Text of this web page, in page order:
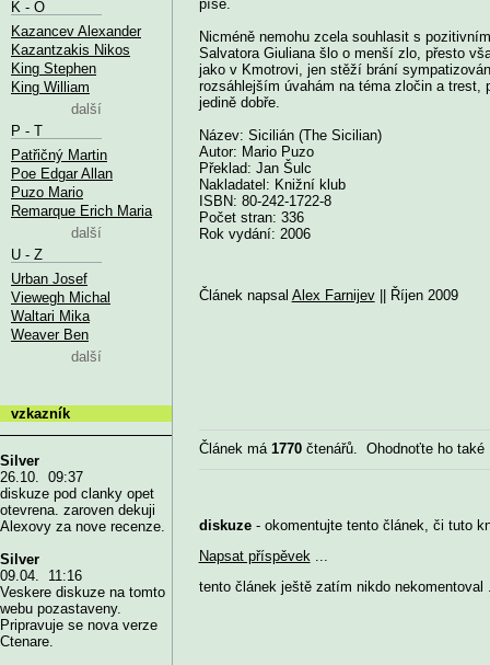
píše.
Nicméně nemohu zcela souhlasit s
Salvatora Giuliana šlo o menší zlo, přesto
jako v Kmotrovi, jen stěží brání
rozsáhlejším úvahám na téma zločin a trest,
jedině dobře.
Název: Sicilián (The Sicilian)
Autor: Mario Puzo
Překlad: Jan Šulc
Nakladatel: Knižní klub
ISBN: 80-242-1722-8
Počet stran: 336
Rok vydání: 2006
Článek napsal Alex Farnijev|| Říjen 2009
Článek má 1770čtenářů. Ohodnoťte ho
diskuze- okomentujte tento článek, či tuto
Napsat příspěvek...
tento článek ještě zatím nikdo nekomentoval
K - O
Kazancev Alexander
Kazantzakis Nikos
King Stephen
King William
další
P - T
Patřičný Martin
Poe Edgar Allan
Puzo Mario
Remarque Erich Maria
další
U - Z
Urban Josef
Viewegh Michal
Waltari Mika
Weaver Ben
další
vzkazník
Silver
26.10. 09:37
diskuze pod clanky opet
otevrena. zaroven dekuji
Alexovy za nove recenze.
Silver
09.04. 11:16
Veskere diskuze na tomto
webu pozastaveny.
Pripravuje se nova verze
Ctenare.